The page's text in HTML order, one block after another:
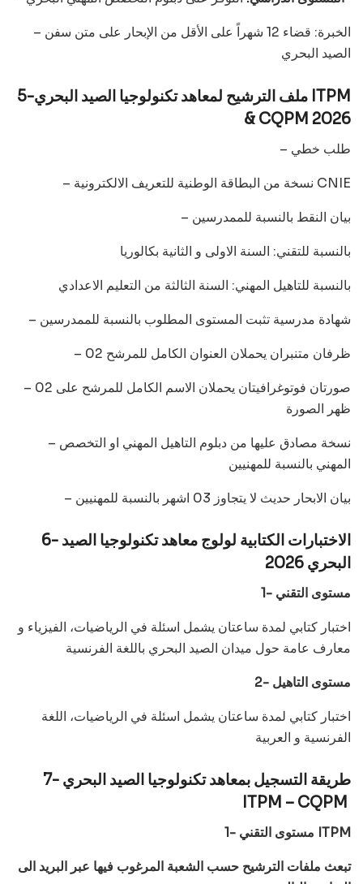
– الخبرة: قضاء 12 شهراً على الأقل من الإبحار على متن سفن
الصيد البحري
5-ملف الترشيح لمعاهد تكنولوجيا الصيد البحري ITPM
& CQPM 2026
– طلب خطي
– نسخة من البطاقة الوطنية للتعريف الالكترونية CNIE
– بيان النقط بالنسبة للممدرسين
بالنسبة للتقني: السنة الاولى و الثانية بكالوريا
بالنسبة للتاهيل المهني: السنة الثالثة من التعليم الاعدادي
– شهادة مدرسية تثبت المستوى المطلوب بالنسبة للممدرسين
– 02 ظرفان متنبران يحملان العنوان الكامل للمرشح
– 02 صورتان فوتوغرافيتان يحملان الاسم الكامل للمرشح على
ظهر الصورة
– نسخة مصادق عليها من دبلوم التاهيل المهني او التخصص
المهني بالنسبة للمهنيين
– بيان الابحار حديث لا يتجاوز 03 اشهر بالنسبة للمهنيين
6- الاختبارات الكتابية لولوج معاهد تكنولوجيا الصيد
البحري 2026
1- مستوى التقني
اختبار كتابي لمدة ساعتان يشمل اسئلة في الرياضيات، الفيزياء و
معارف عامة حول ميدان الصيد البحري باللغة الفرنسية
2- مستوى التاهيل
اختبار كتابي لمدة ساعتان يشمل اسئلة في الرياضيات، اللغة
الفرنسية و العربية
7- طريقة التسجيل بمعاهد تكنولوجيا الصيد البحري
ITPM – CQPM
1- مستوى التقني ITPM
تبعث ملفات الترشيح حسب الشعبة المرغوب فيها عبر البريد الى